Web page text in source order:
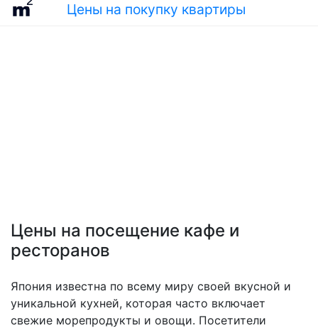
Цены на покупку квартиры
Цены на посещение кафе и
ресторанов
Япония известна по всему миру своей вкусной и
уникальной кухней, которая часто включает
свежие морепродукты и овощи. Посетители